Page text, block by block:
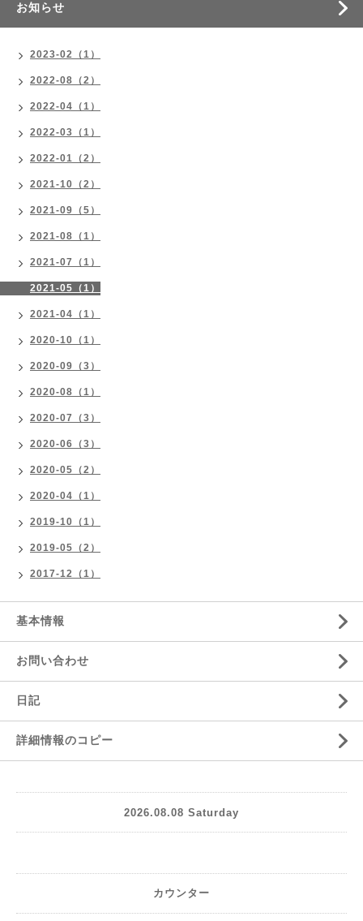
お知らせ
2023-02（1）
2022-08（2）
2022-04（1）
2022-03（1）
2022-01（2）
2021-10（2）
2021-09（5）
2021-08（1）
2021-07（1）
2021-05（1）
2021-04（1）
2020-10（1）
2020-09（3）
2020-08（1）
2020-07（3）
2020-06（3）
2020-05（2）
2020-04（1）
2019-10（1）
2019-05（2）
2017-12（1）
基本情報
お問い合わせ
日記
詳細情報のコピー
2026.08.08 Saturday
カウンター